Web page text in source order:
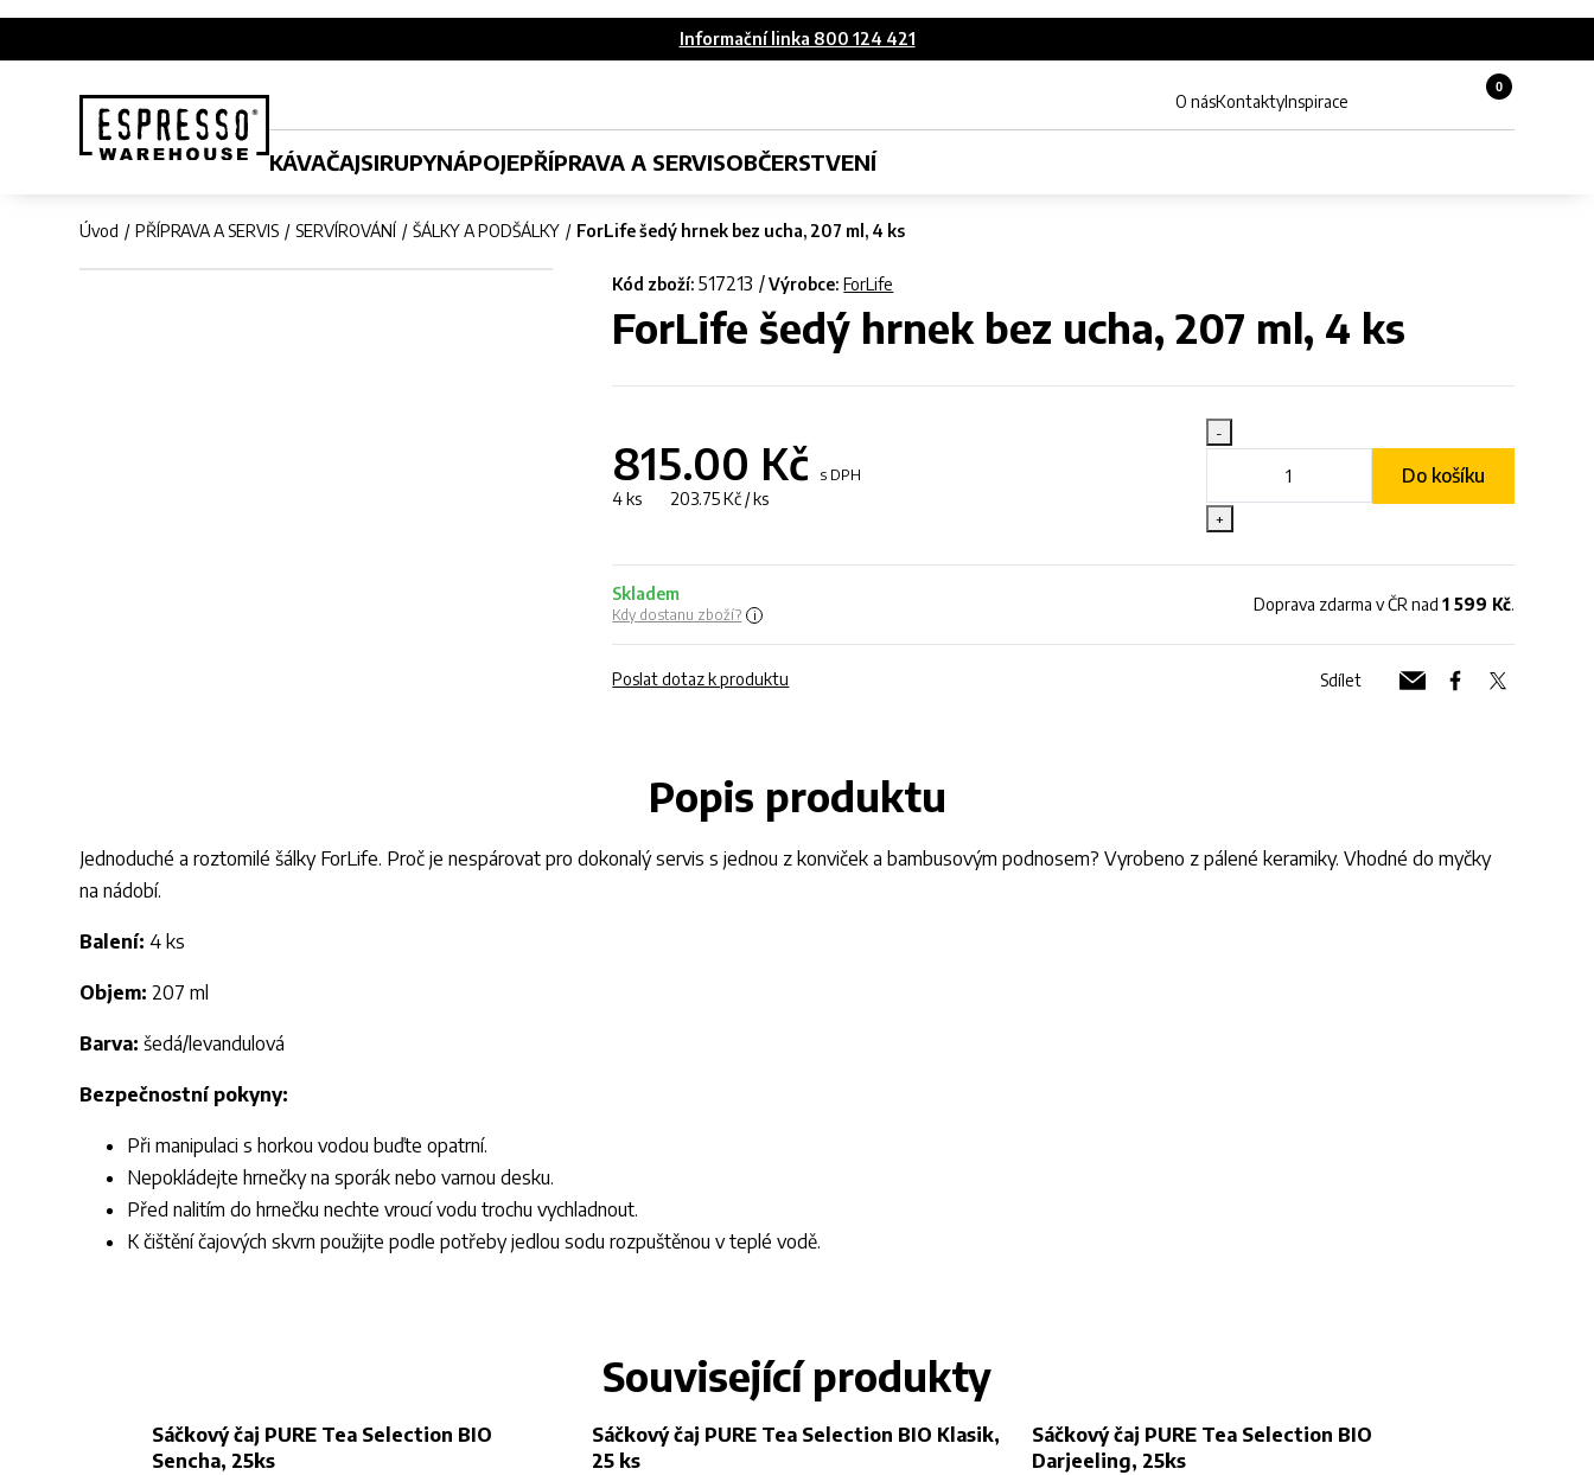
Informační linka 800 124 421
O násKontaktyInspirace
0
Košík, 0
KÁVAČAJSIRUPYNÁPOJEPŘÍPRAVA A SERVISOBČERSTVENÍ
Úvod PŘÍPRAVA A SERVIS SERVÍROVÁNÍ ŠÁLKY A PODŠÁLKY ForLife šedý hrnek bez ucha, 207 ml, 4 ks
Kód zboží: 517213 Výrobce: ForLife
ForLife šedý hrnek bez ucha, 207 ml, 4 ks
815.00 Kč s DPH
4 ks 203.75 Kč / ks
-
+
Do košíku
Skladem
Kdy dostanu zboží?
Doprava zdarma v ČR nad 1 599 Kč.
Poslat dotaz k produktu Sdílet
Popis produktu
Jednoduché a roztomilé šálky ForLife. Proč je nespárovat pro dokonalý servis s jednou z konviček a bambusovým podnosem? Vyrobeno z pálené keramiky. Vhodné do myčky
na nádobí.
Balení: 4 ks
Objem: 207 ml
Barva:šedá/levandulová
Bezpečnostní pokyny:
Při manipulaci s horkou vodou buďte opatrní.
Nepokládejte hrnečky na sporák nebo varnou desku.
Před nalitím do hrnečku nechte vroucí vodu trochu vychladnout.
K čištění čajových skvrn použijte podle potřeby jedlou sodu rozpuštěnou v teplé vodě.
Související produkty
Sáčkový čaj PURE Tea Selection BIO
Sencha, 25ks
Sáčkový čaj PURE Tea Selection BIO Klasik,
25 ks
Sáčkový čaj PURE Tea Selection BIO
Darjeeling, 25ks